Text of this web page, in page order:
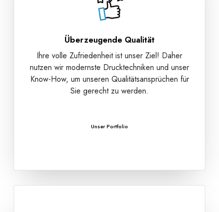
Überzeugende Qualität
Ihre volle Zufriedenheit ist unser Ziel! Daher
nutzen wir modernste Drucktechniken und unser
Know-How, um unseren Qualitätsansprüchen für
Sie gerecht zu werden.
Unser Portfolio